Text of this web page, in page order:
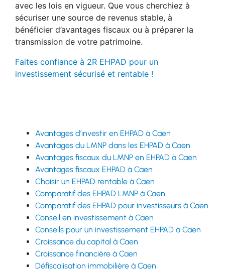
avec les lois en vigueur. Que vous cherchiez à
sécuriser une source de revenus stable, à
bénéficier d’avantages fiscaux ou à préparer la
transmission de votre patrimoine.
Faites confiance à 2R EHPAD pour un
investissement sécurisé et rentable !
Avantages d’investir en EHPAD à Caen
Avantages du LMNP dans les EHPAD à Caen
Avantages fiscaux du LMNP en EHPAD à Caen
Avantages fiscaux EHPAD à Caen
Choisir un EHPAD rentable à Caen
Comparatif des EHPAD LMNP à Caen
Comparatif des EHPAD pour investisseurs à Caen
Conseil en investissement à Caen
Conseils pour un investissement EHPAD à Caen
Croissance du capital à Caen
Croissance financière à Caen
Défiscalisation immobilière à Caen